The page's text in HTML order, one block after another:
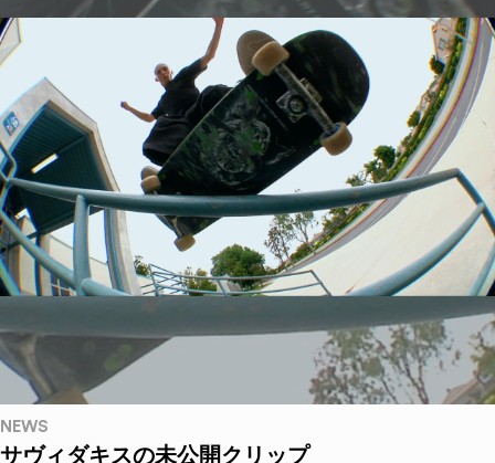
NEWS
サヴィダキスの未公開クリップ